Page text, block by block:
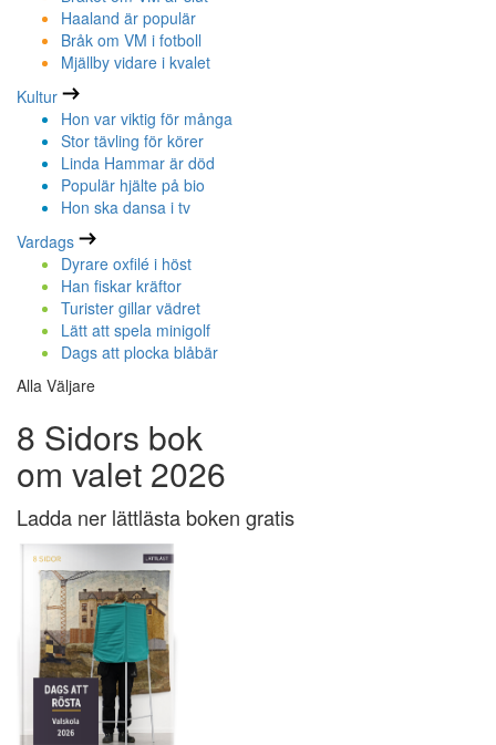
Haaland är populär
Bråk om VM i fotboll
Mjällby vidare i kvalet
Kultur
Hon var viktig för många
Stor tävling för körer
Linda Hammar är död
Populär hjälte på bio
Hon ska dansa i tv
Vardags
Dyrare oxfilé i höst
Han fiskar kräftor
Turister gillar vädret
Lätt att spela minigolf
Dags att plocka blåbär
Alla Väljare
8 Sidors bok
om valet 2026
Ladda ner lättlästa boken gratis